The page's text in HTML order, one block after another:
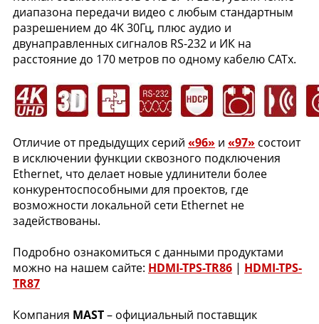
диапазона передачи видео с любым стандартным
разрешением до 4K 30Гц, плюс аудио и
двунаправленных сигналов RS-232 и ИК на
расстояние до 170 метров по одному кабелю CATx.
Отличие от предыдущих серий «96» и «97» состоит
в исключении функции сквозного подключения
Ethernet, что делает новые удлинители более
конкурентоспособными для проектов, где
возможности локальной сети Ethernet не
задействованы.
Подробно ознакомиться с данными продуктами
можно на нашем сайте: HDMI-TPS-TR86 | HDMI-TPS-
TR87
Компания MAST– официальный поставщик